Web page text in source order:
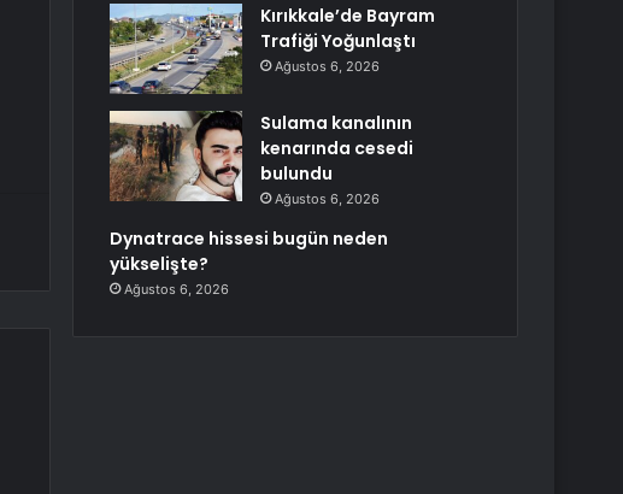
Kırıkkale’de Bayram
Trafiği Yoğunlaştı
Ağustos 6, 2026
Sulama kanalının
kenarında cesedi
bulundu
Ağustos 6, 2026
Dynatrace hissesi bugün neden
yükselişte?
Ağustos 6, 2026